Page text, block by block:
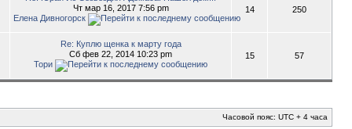
Чт мар 16, 2017 7:56 pm
Елена Дивногорск
14 250
Re: Куплю щенка к марту года
Сб фев 22, 2014 10:23 pm
Тори
15 57
Часовой пояс: UTC + 4 часа